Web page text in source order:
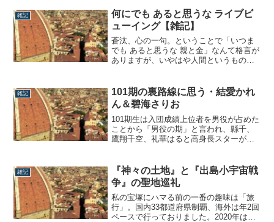
雑記
何にでも あると思うな ライブビ
ューイング【雑記】
蒼汰、心の一句。ということで「いつま
でも あると思うな 親と金」なんて格言が
ありますが、いやはや人間というものは
い生き物だなと思います。インターネッ
トに始まり、携帯電話、SNS、等。とい
うことで本日は、宝塚では最近、あって
当然と...
雑記
101期の裏路線に思う・結愛かれ
ん＆碧海さりお
101期生は入団成績上位者を男役が占めた
ことから「男役の期」と言われ、縣千、
鷹翔千空、礼華はると高身長スターが多
転向し現在は月組娘2ポジに居る天紫珠李
と、なんだかトリッキーな存在が多い印
象です。そんな中、個人的に気になって
いる1...
雑記
『神々の土地』と『出島小宇宙戦
争』の聖地巡礼
私の宝塚にハマる前の一番の趣味は「旅
行」。国内33都道府県制覇、海外は年2回
ペースで行っておりました。2020年は宝